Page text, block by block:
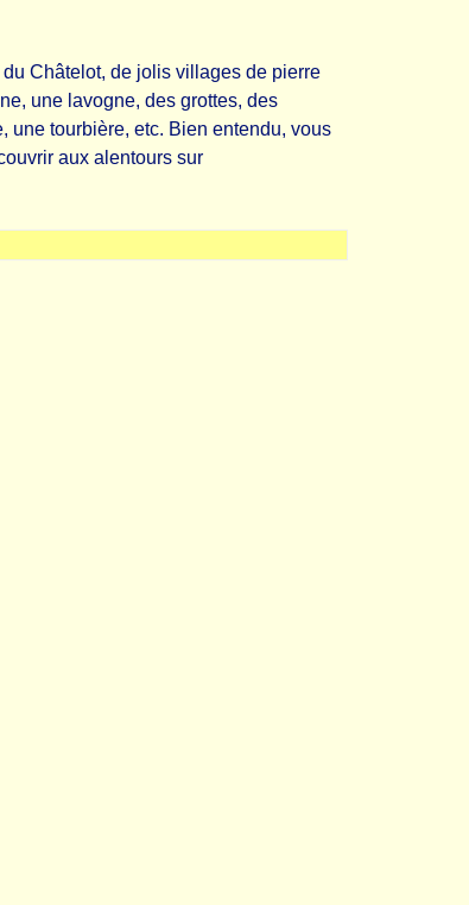
Châtelot, de jolis villages de pierre
une lavogne, des grottes, des
une tourbière, etc. Bien entendu, vous
aux alentours sur